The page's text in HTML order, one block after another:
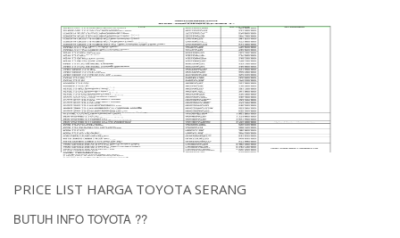
PRICE LIST HARGA TOYOTA SERANG
BUTUH INFO TOYOTA ??